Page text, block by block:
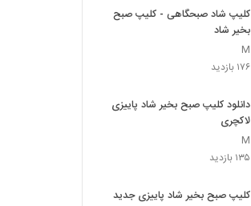
کلیپ شاد صبحگاهی - کلیپ صبح
بخیر شاد
M
۱۷۶ بازدید
دانلود کلیپ صبح بخیر شاد پاییزی
لاکچری
M
۱۳۵ بازدید
کلیپ صبح بخیر شاد پاییزی جدید